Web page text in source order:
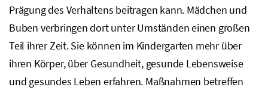
Prägung des Verhaltens beitragen kann. Mädchen und
Buben verbringen dort unter Umständen einen großen
Teil ihrer Zeit. Sie können im Kindergarten mehr über
ihren Körper, über Gesundheit, gesunde Lebensweise
und gesundes Leben erfahren. Maßnahmen betreffen